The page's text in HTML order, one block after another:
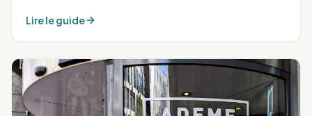
Lire le guide